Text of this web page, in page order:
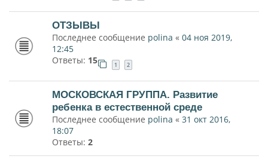
ОТЗЫВЫ
Последнее сообщение polina « 04 ноя 2019,
12:45
Ответы: 15 1 2
МОСКОВСКАЯ ГРУППА. Развитие
ребенка в естественной среде
Последнее сообщение polina « 31 окт 2016,
18:07
Ответы: 2